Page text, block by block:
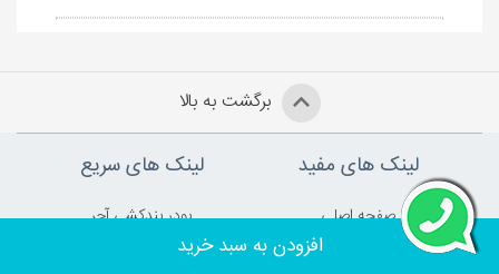
افزودن به سبد خرید
برگشت به بالا
لینک های مفید
صفحه اصلي
لینک های سریع
پودر بندکشی آجر